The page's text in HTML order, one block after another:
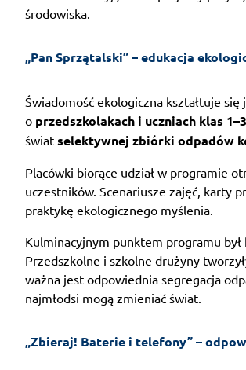
środowiska.
„Pan Sprzątalski” – edukacja
Świadomość ekologiczna kształtuje
o przedszkolakach i uczniach klas
świat selektywnej zbiórki odpadów
Placówki biorące udział w programie
uczestników. Scenariusze zajęć, karty
praktykę ekologicznego myślenia.
Kulminacyjnym punktem programu
Przedszkolne i szkolne drużyny
ważna jest odpowiednia segregacja
najmłodsi mogą zmieniać świat.
„Zbieraj! Baterie i telefony” –